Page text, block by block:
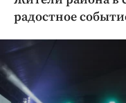
Криминал
радостное